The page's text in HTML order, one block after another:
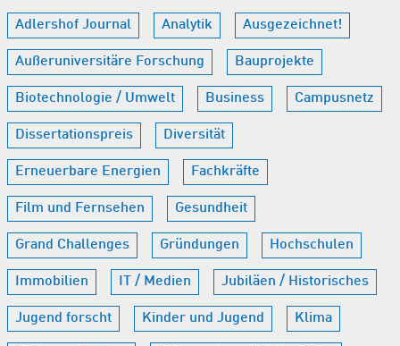
Adlershof Journal Analytik Ausgezeichnet!
Außeruniversitäre Forschung Bauprojekte
Biotechnologie / Umwelt Business Campusnetz
Dissertationspreis Diversität
Erneuerbare Energien Fachkräfte
Film und Fernsehen Gesundheit
Grand Challenges Gründungen Hochschulen
Immobilien IT / Medien Jubiläen / Historisches
Jugend forscht Kinder und Jugend Klima